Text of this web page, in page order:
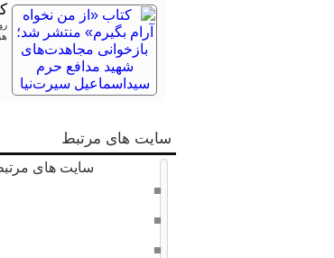
سایت های مرتبط
سایت های